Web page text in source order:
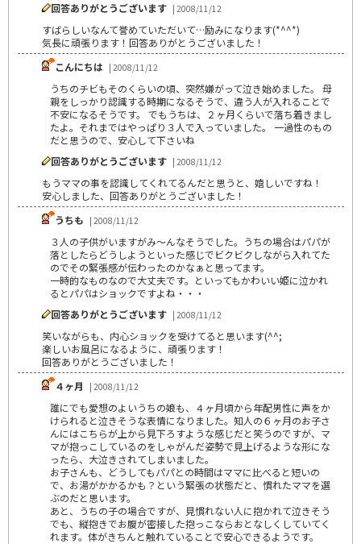
回答ありがとうございます | 2008/11/12
すばらしいなんて誉めていただいて…励みになります(*^^*)
気長に頑張ります！回答ありがとうございました！
こんにちは | 2008/11/12
うちのチビもそのくらいの頃、突然嫌がって泣き始めました。 母
親をしっかり認識する時期になるそうで、違う人が入れることで
不安になるそうです。 でもうちは、２ヶ月くらいで落ち着きまし
たよ。それまではやっぱり３人で入っていました。 一過性のもの
だと思うので、安心して下さいね
回答ありがとうございます | 2008/11/12
もうママの事を認識してくれてるんだと思うと、嬉しいですね！
安心しました、回答ありがとうございました！
うちも | 2008/11/12
３人の子供がいますがみ～んなそうでした。うちの場合はパパが
落としたらどうしようといった感じでビクビクしながら入れてた
のでその緊張感が伝わったのかなぁと思ってます。
一時的なものなので大丈夫です。といってもかわいい姫に泣かれ
るとパパはショックですよね・・・
回答ありがとうございます | 2008/11/12
笑いながらも、内心ショックを受けてると思います(^^;
楽しいお風呂になるように、頑張ります！
回答ありがとうございました！
４ヶ月
| 2008/11/12
誰にでも愛想のよいうちの娘も、４ヶ月頃から年配男性に声をか
けられると泣きそうな表情になりました。知人の６ヶ月のお子さ
んにはこちらが上から見下ろすような感じだと笑うのですが、マ
マが抱っこしているのをしゃがんだ姿勢で見上げるような形にな
ったら、大泣きされてしまいました。
お子さんも、どうしてもパパとの時間はママに比べると短いの
で、お湯がかかるかも？という緊張の状態だと、慣れたママを選
ぶのだと思います。
あと、うちの子の場合ですが、見慣れない人に抱かれて泣きそう
でも、縦抱きでお腹が密接した抱っこならおとなしくしていてく
れます。体がきちんと触れていることで安心できるようです。